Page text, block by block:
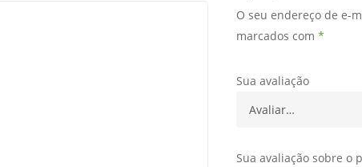
O seu endereço de e-
marcados com *
Sua avaliação
Sua avaliação sobre o